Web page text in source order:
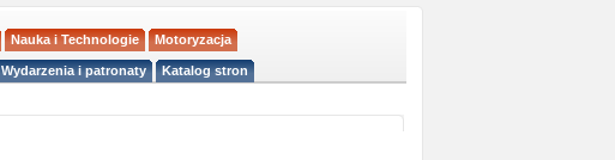
Nauka i Technologie Motoryzacja
Wydarzenia i patronaty Katalog stron